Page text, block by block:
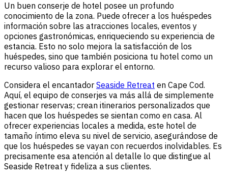
Un buen conserje de hotel posee un profundo
conocimiento de la zona. Puede ofrecer a los huéspedes
información sobre las atracciones locales, eventos y
opciones gastronómicas, enriqueciendo su experiencia de
estancia. Esto no solo mejora la satisfacción de los
huéspedes, sino que también posiciona tu hotel como un
recurso valioso para explorar el entorno.
Considera el encantador Seaside Retreat en Cape Cod.
Aquí, el equipo de conserjes va más allá de simplemente
gestionar reservas; crean itinerarios personalizados que
hacen que los huéspedes se sientan como en casa. Al
ofrecer experiencias locales a medida, este hotel de
tamaño íntimo eleva su nivel de servicio, asegurándose de
que los huéspedes se vayan con recuerdos inolvidables. Es
precisamente esa atención al detalle lo que distingue al
Seaside Retreat y fideliza a sus clientes.